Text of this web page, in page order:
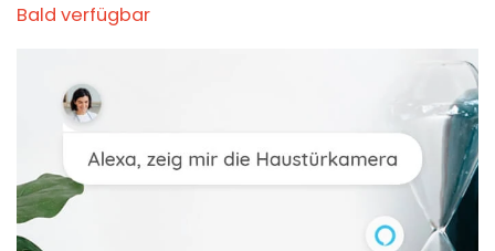
Bald verfügbar